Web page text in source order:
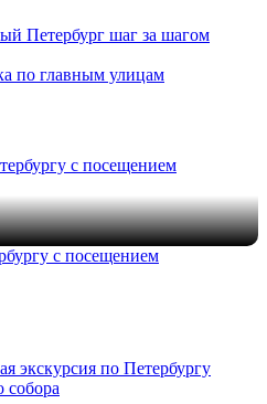
по главным улицам
с посещением